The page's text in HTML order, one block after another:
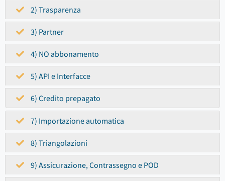
2) Trasparenza
3) Partner
4) NO abbonamento
5) API e Interfacce
6) Credito prepagato
7) Importazione automatica
8) Triangolazioni
9) Assicurazione, Contrassegno e POD